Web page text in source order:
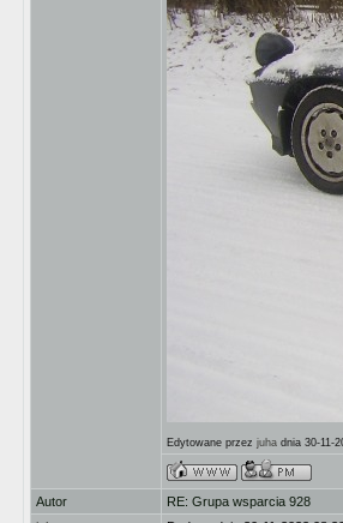
Edytowane przez juha dnia 30-11-
Autor
RE: Grupa wsparcia 928